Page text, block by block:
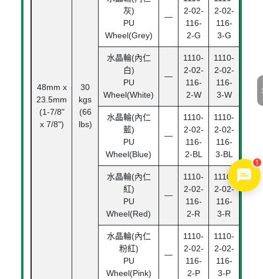
48mm x
23.5mm
(1-7/8"
x 7/8")
30
kgs
(66
lbs)
滾
承
灰)
PU
Wheel(Grey)
—
2-02-
116-
2-G
2-02-
116-
3-G
水晶輪(內仁
白)
PU
Wheel(White)
—
1110-
2-02-
116-
2-W
1110-
2-02-
116-
3-W
水晶輪(內仁
藍)
PU
Wheel(Blue)
—
1110-
2-02-
116-
2-BL
1110-
2-02-
116-
3-BL
水晶輪(內仁
紅)
PU
Wheel(Red)
—
1110-
2-02-
116-
2-R
1110-
2-02-
116-
3-R
水晶輪(內仁
粉紅)
PU
Wheel(Pink)
—
1110-
2-02-
116-
2-P
1110-
2-02-
116-
3-P
1